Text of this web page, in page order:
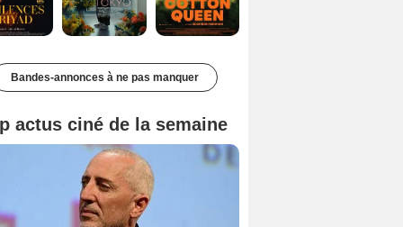
Bandes-annonces à ne pas manquer
actus ciné de la semaine